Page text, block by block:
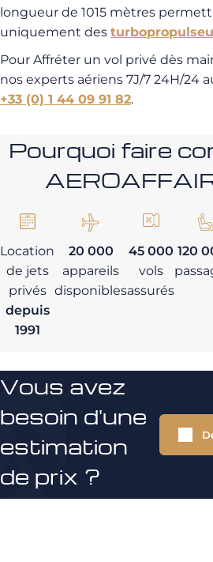
longueur de 1015 mètres
uniquement des
Pour Affréter un vol privé dès
nos experts aériens 7J/7 24H/24
+33 (0) 1 44 09 91 82.
Pourquoi faire
Location
de jets
privés
depuis
1991
20 000
appareils
disponibles
45 000
vols
assurés
120
Vous avez
besoin d'une
estimation
de prix ?